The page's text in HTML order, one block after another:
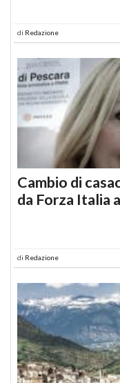
di Redazione
Cambio di
da Forza Italia
di Redazione